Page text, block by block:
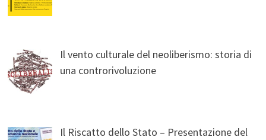
Il vento culturale del neoliberismo: storia di
una controrivoluzione
Il Riscatto dello Stato – Presentazione del